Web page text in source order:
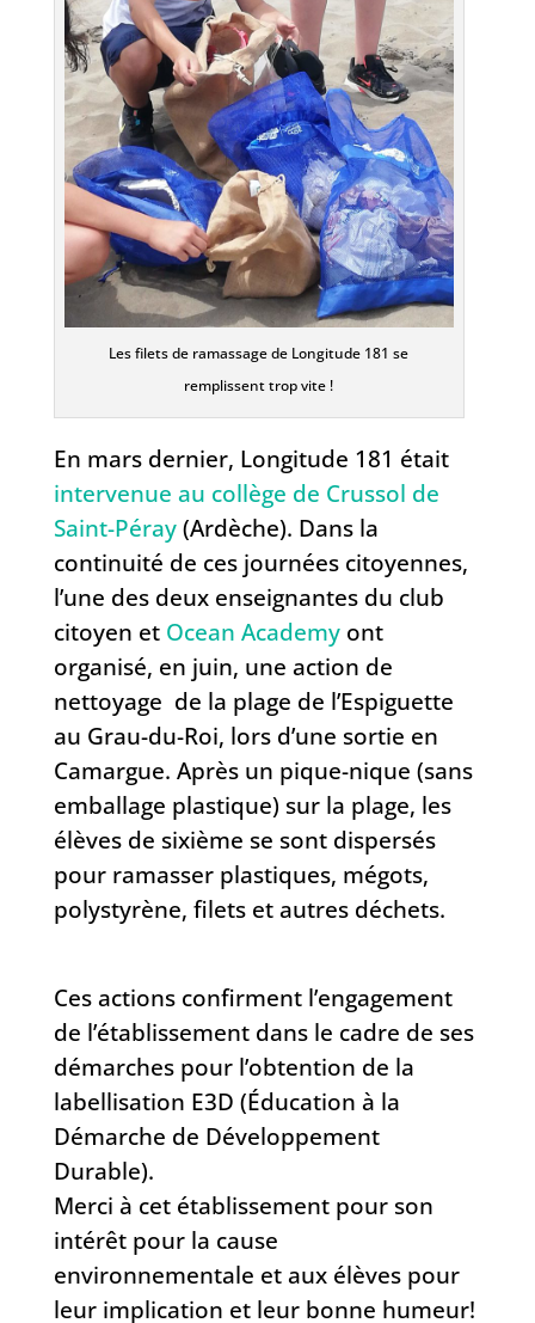
Les filets de ramassage de Longitude 181 se
remplissent trop vite !
En mars dernier, Longitude 181 était
intervenue au collège de Crussol de
Saint-Péray(Ardèche). Dans la
continuité de ces journées citoyennes,
l’une des deux enseignantes du club
citoyen et Ocean Academyont
organisé, en juin, une action de
nettoyage de la plage de l’Espiguette
au Grau-du-Roi, lors d’une sortie en
Camargue. Après un pique-nique (sans
emballage plastique) sur la plage, les
élèves de sixième se sont dispersés
pour ramasser plastiques, mégots,
polystyrène, filets et autres déchets.
Ces actions confirment l’engagement
de l’établissement dans le cadre de ses
démarches pour l’obtention de la
labellisation E3D (Éducation à la
Démarche de Développement
Durable).
Merci à cet établissement pour son
intérêt pour la cause
environnementale et aux élèves pour
leur implication et leur bonne humeur!